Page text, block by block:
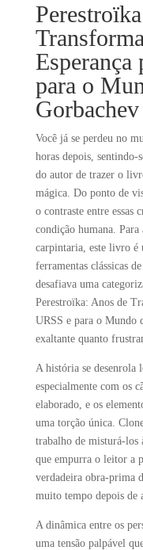
Esperança
para o
Gorbachev
Você já se perdeu no
horas depois, sentindo-
do autor de trazer o
mágica. Do ponto de
o contraste entre essas
condição humana. Para
carpintaria, este livro é
ferramentas clássicas
desafiava uma
Perestroïka: Anos de
URSS e para o Mundo
exaltante quanto
A história se desenrola
especialmente com os
elaborado, e os
uma torção única.
trabalho de misturá-los
que empurra o leitor a
verdadeira obra-prima
muito tempo depois de
A dinâmica entre os
uma tensão palpável